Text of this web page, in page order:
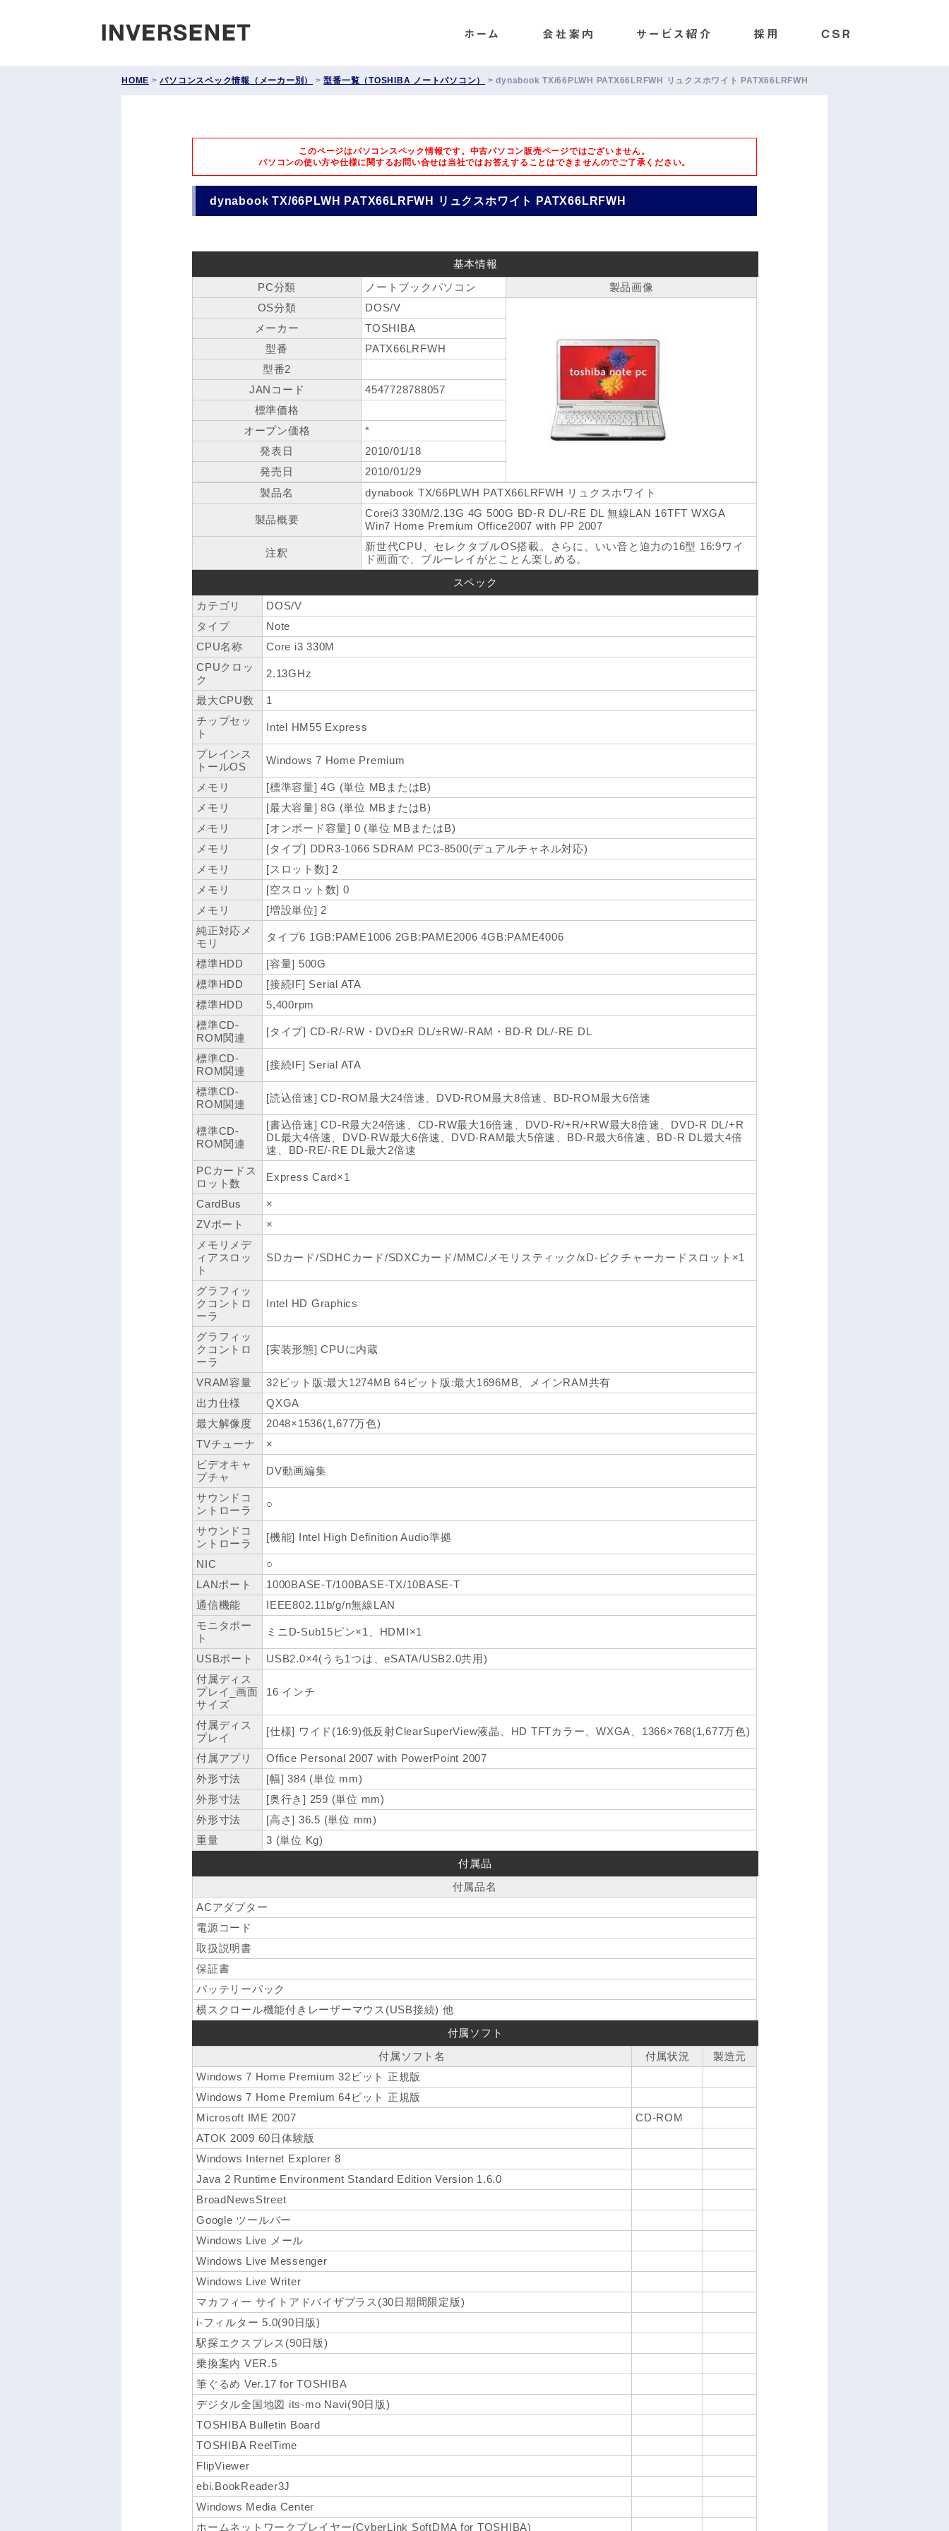
HOME >パソコンスペック情報（メーカー別） >型番一覧（TOSHIBA ノートパソコン） >dynabook TX/66PLWH PATX66LRFWH リュクスホワイト PATX66LRFWH
このページはパソコンスペック情報です。中古パソコン販売ページではございません。
パソコンの使い方や仕様に関するお問い合せは当社ではお答えすることはできませんのでご了承ください。
dynabook TX/66PLWH PATX66LRFWH リュクスホワイト PATX66LRFWH
基本情報
PC分類
ノートブックパソコン
製品画像
OS分類
DOS/V
メーカー
TOSHIBA
型番
PATX66LRFWH
型番2
JANコード
4547728788057
標準価格
オープン価格
*
発表日
2010/01/18
発売日
2010/01/29
製品名
dynabook TX/66PLWH PATX66LRFWH リュクスホワイト
製品概要
Corei3 330M/2.13G 4G 500G BD-R DL/-RE DL 無線LAN 16TFT WXGA
Win7 Home Premium Office2007 with PP 2007
注釈
新世代CPU、セレクタブルOS搭載。さらに、いい音と迫力の16型 16:9ワイ
ド画面で、ブルーレイがとことん楽しめる。
スペック
カテゴリ
DOS/V
タイプ
Note
CPU名称
Core i3 330M
CPUクロッ
ク
2.13GHz
最大CPU数
1
チップセッ
ト
Intel HM55 Express
プレインス
トールOS
Windows 7 Home Premium
メモリ
[標準容量] 4G (単位 MBまたはB)
メモリ
[最大容量] 8G (単位 MBまたはB)
メモリ
[オンボード容量] 0 (単位 MBまたはB)
メモリ
[タイプ] DDR3-1066 SDRAM PC3-8500(デュアルチャネル対応)
メモリ
[スロット数] 2
メモリ
[空スロット数] 0
メモリ
[増設単位] 2
純正対応メ
モリ
タイプ6 1GB:PAME1006 2GB:PAME2006 4GB:PAME4006
標準HDD
[容量] 500G
標準HDD
[接続IF] Serial ATA
標準HDD
5,400rpm
標準CD-
ROM関連
[タイプ] CD-R/-RW・DVD±R DL/±RW/-RAM・BD-R DL/-RE DL
標準CD-
ROM関連
[接続IF] Serial ATA
標準CD-
ROM関連
[読込倍速] CD-ROM最大24倍速、DVD-ROM最大8倍速、BD-ROM最大6倍速
標準CD-
ROM関連
[書込倍速] CD-R最大24倍速、CD-RW最大16倍速、DVD-R/+R/+RW最大8倍速、DVD-R DL/+R
DL最大4倍速、DVD-RW最大6倍速、DVD-RAM最大5倍速、BD-R最大6倍速、BD-R DL最大4倍
速、BD-RE/-RE DL最大2倍速
PCカードス
ロット数
Express Card×1
CardBus
×
ZVポート
×
メモリメデ
ィアスロッ
ト
SDカード/SDHCカード/SDXCカード/MMC/メモリスティック/xD-ピクチャーカードスロット×1
グラフィッ
クコントロ
ーラ
Intel HD Graphics
グラフィッ
クコントロ
ーラ
[実装形態] CPUに内蔵
VRAM容量
32ビット版:最大1274MB 64ビット版:最大1696MB、メインRAM共有
出力仕様
QXGA
最大解像度
2048×1536(1,677万色)
TVチューナ
×
ビデオキャ
プチャ
DV動画編集
サウンドコ
ントローラ
○
サウンドコ
ントローラ
[機能] Intel High Definition Audio準拠
NIC
○
LANポート
1000BASE-T/100BASE-TX/10BASE-T
通信機能
IEEE802.11b/g/n無線LAN
モニタポー
ト
ミニD-Sub15ピン×1、HDMI×1
USBポート
USB2.0×4(うち1つは、eSATA/USB2.0共用)
付属ディス
プレイ_画面
サイズ
16 インチ
付属ディス
プレイ
[仕様] ワイド(16:9)低反射ClearSuperView液晶、HD TFTカラー、WXGA、1366×768(1,677万色)
付属アプリ
Office Personal 2007 with PowerPoint 2007
外形寸法
[幅] 384 (単位 mm)
外形寸法
[奥行き] 259 (単位 mm)
外形寸法
[高さ] 36.5 (単位 mm)
重量
3 (単位 Kg)
付属品
付属品名
ACアダプター
電源コード
取扱説明書
保証書
バッテリーパック
横スクロール機能付きレーザーマウス(USB接続) 他
付属ソフト
付属ソフト名
付属状況
製造元
Windows 7 Home Premium 32ビット 正規版
Windows 7 Home Premium 64ビット 正規版
Microsoft IME 2007
CD-ROM
ATOK 2009 60日体験版
Windows Internet Explorer 8
Java 2 Runtime Environment Standard Edition Version 1.6.0
BroadNewsStreet
Google ツールバー
Windows Live メール
Windows Live Messenger
Windows Live Writer
マカフィー サイトアドバイザプラス(30日期間限定版)
i-フィルター 5.0(90日版)
駅探エクスプレス(90日版)
乗換案内 VER.5
筆ぐるめ Ver.17 for TOSHIBA
デジタル全国地図 its-mo Navi(90日版)
TOSHIBA Bulletin Board
TOSHIBA ReelTime
FlipViewer
ebi.BookReader3J
Windows Media Center
ホームネットワークプレイヤー(CyberLink SoftDMA for TOSHIBA)